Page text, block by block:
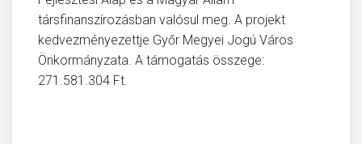
társfinanszírozásban valósul meg. A projekt
kedvezményezettje Győr Megyei Jogú Város
Önkormányzata. A támogatás összege:
271.581.304 Ft.